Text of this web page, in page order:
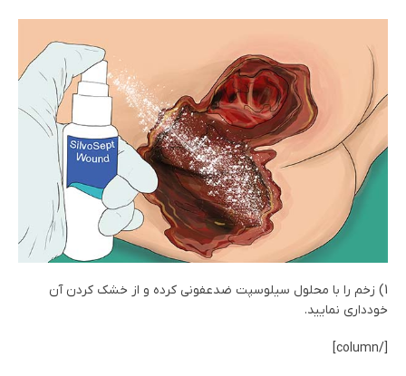
1) زخم را با محلول سیلوسپت ضدعفونی کرده و از خشک کردن آن
خودداری نمایید.
[/column]